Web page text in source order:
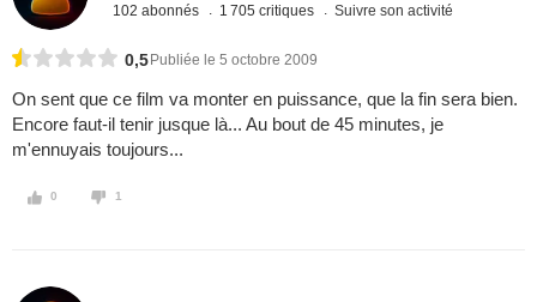
102 abonnés 1 705 critiques Suivre son activité
0,5 Publiée le 5 octobre 2009
On sent que ce film va monter en puissance, que la fin sera bien.
Encore faut-il tenir jusque là... Au bout de 45 minutes, je
m'ennuyais toujours...
0 1